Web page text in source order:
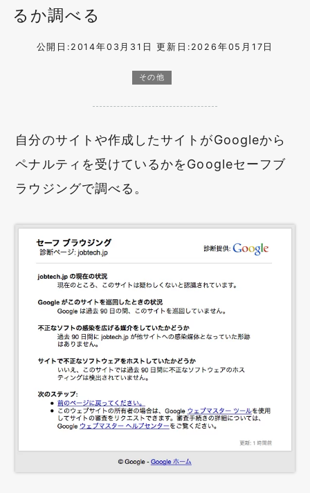
るか調べる
公開日:2014年03月31日 更新日:2026年05月17日
その他
自分のサイトや作成したサイトがGoogleから
ペナルティを受けているかをGoogleセーフブ
ラウジングで調べる。